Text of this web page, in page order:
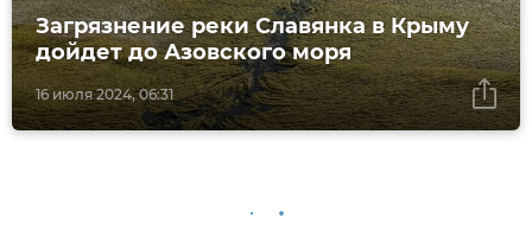
16 июля 2024, 06:31
Загрязнение реки Славянка в Крыму
дойдет до Азовского моря